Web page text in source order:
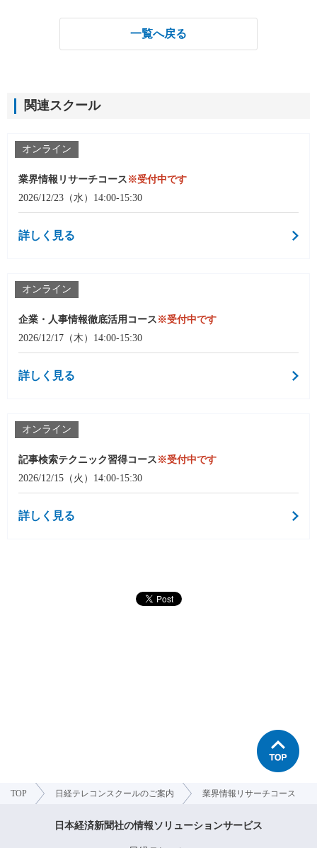
一覧へ戻る
関連スクール
業界情報リサーチコース ※受付中です
2026/12/23（水）14:00-15:30
詳しく見る
オンライン
企業・人事情報徹底活用コース ※受付中です
2026/12/17（木）14:00-15:30
詳しく見る
オンライン
記事検索テクニック習得コース ※受付中です
2026/12/15（火）14:00-15:30
詳しく見る
オンライン
TOP 日経テレコンスクールのご案内 業界情報リサーチコース
日本経済新聞社の情報ソリューションサービス